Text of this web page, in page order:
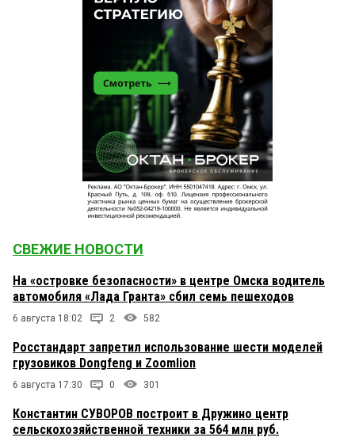
СВЕЖИЕ НОВОСТИ
На «островке безопасности» в центре Омска водитель
автомобиля «Лада Гранта» сбил семь пешеходов
6 августа 18:02 2 582
Росстандарт запретил использование шести моделей
грузовиков Dongfeng и Zoomlion
6 августа 17:30 0 301
Константин СУВОРОВ построит в Дружино центр
сельскохозяйственной техники за 564 млн руб.